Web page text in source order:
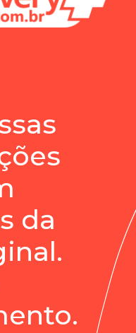
da